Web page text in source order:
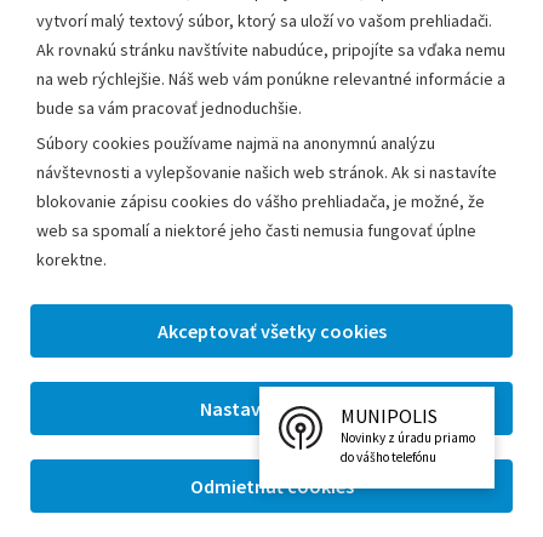
vytvorí malý textový súbor, ktorý sa uloží vo vašom prehliadači.
Ak rovnakú stránku navštívite nabudúce, pripojíte sa vďaka nemu
na web rýchlejšie. Náš web vám ponúkne relevantné informácie a
bude sa vám pracovať jednoduchšie.
Súbory cookies používame najmä na anonymnú analýzu
návštevnosti a vylepšovanie našich web stránok. Ak si nastavíte
blokovanie zápisu cookies do vášho prehliadača, je možné, že
web sa spomalí a niektoré jeho časti nemusia fungovať úplne
korektne.
schválilo aj mestské zastupiteľstvo. Projekt sa mal realizovať
už v máji 2022, nakoniec sa však jeho začiatok posunie o
niekoľko mesiacov.Rekonštrukcia zázemia tenisových
dvorcov.
PO OPRAVE CESTY NA ŠTRKOVKU SA
LEOPOLDOV,17. január 2022
– Oprava cesty okolo
Štrkovky začala 17. 1. 2022.
Cieľom bolo nájsť riešenie na
MUNIPOLIS
Novinky z úradu priamo
do vášho telefónu